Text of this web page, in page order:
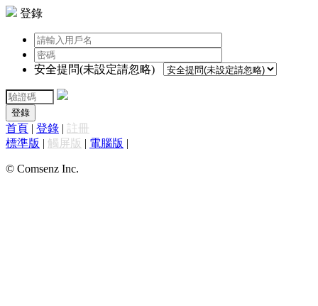
登錄
安全提問(未設定請忽略)
登錄
首頁 | 登錄 | 註冊
標準版 | 觸屏版 | 電腦版 |
© Comsenz Inc.